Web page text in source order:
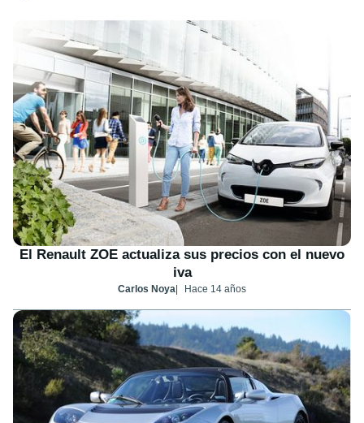
El Renault ZOE actualiza sus precios con el nuevo
iva
Carlos Noya Hace 14 años